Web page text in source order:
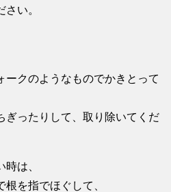
い。
ークのようなものでかきとって
ぎったりして、取り除いてくだ
は、
を指でほぐして、